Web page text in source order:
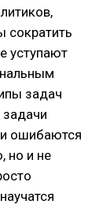
сократить
уступают
задач
ошибаются
но и не